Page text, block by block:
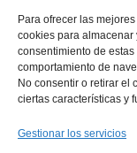
Para ofrecer las
cookies para almacenar
consentimiento de
comportamiento de
No consentir o retirar el
ciertas características y
Gestionar los servicios
Aviso Legal
Política de